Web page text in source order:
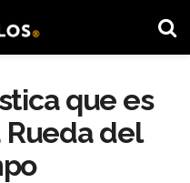
que es
Rueda del